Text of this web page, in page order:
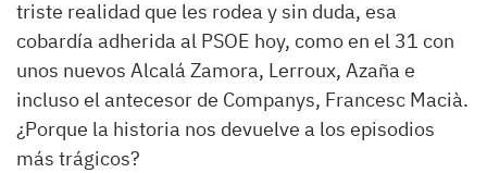
triste realidad que les rodea y sin duda, esa
cobardía adherida al PSOE hoy, como en el 31 con
unos nuevos Alcalá Zamora, Lerroux, Azaña e
incluso el antecesor de Companys, Francesc Macià.
¿Porque la historia nos devuelve a los episodios
más trágicos?